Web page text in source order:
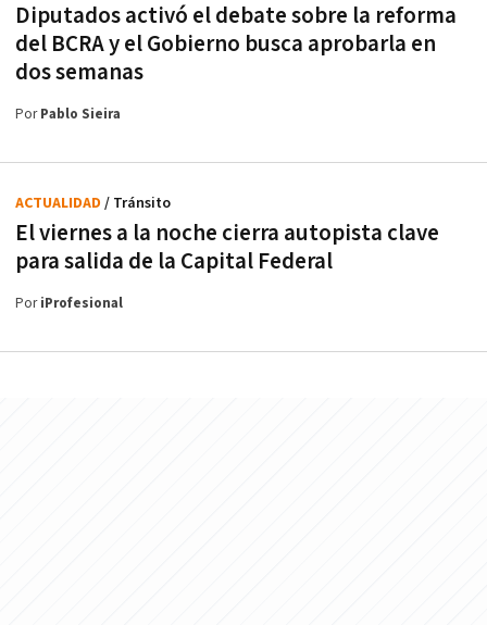
Diputados activó el debate sobre la reforma
del BCRA y el Gobierno busca aprobarla en
dos semanas
PorPablo Sieira
El viernes a la noche cierra autopista clave
para salida de la Capital Federal
ACTUALIDAD / Tránsito
PoriProfesional